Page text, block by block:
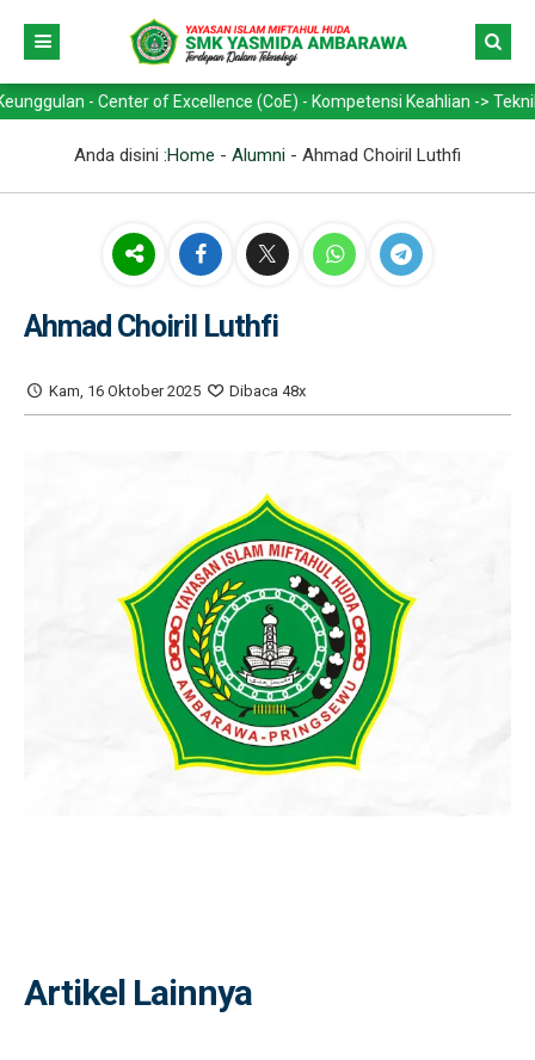
- Center of Excellence (CoE) - Kompetensi Keahlian ->
Anda disini :Home - Alumni - Ahmad Choiril Luthfi
Ahmad Choiril Luthfi
Kam, 16 Oktober 2025 Dibaca 48x
Artikel Lainnya